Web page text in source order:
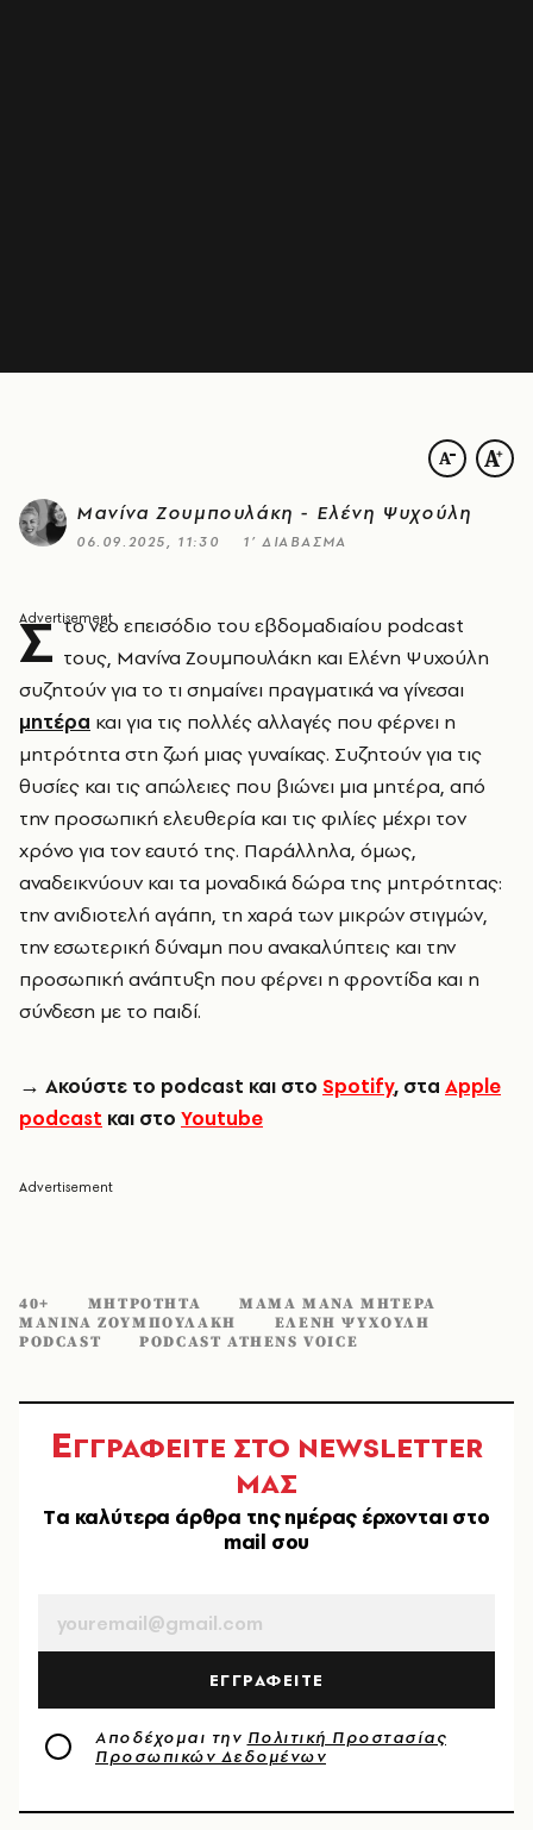
Μανίνα Ζουμπουλάκη - Ελένη Ψυχούλη
06.09.2025, 11:30 1’ ΔΙΑΒΑΣΜΑ
Σ το νέο επεισόδιο του εβδομαδιαίου podcast
τους, Μανίνα Ζουμπουλάκη και Ελένη Ψυχούλη
συζητούν για το τι σημαίνει πραγματικά να γίνεσαι
μητέρα και για τις πολλές αλλαγές που φέρνει η
μητρότητα στη ζωή μιας γυναίκας. Συζητούν για τις
θυσίες και τις απώλειες που βιώνει μια μητέρα, από
την προσωπική ελευθερία και τις φιλίες μέχρι τον
χρόνο για τον εαυτό της. Παράλληλα, όμως,
αναδεικνύουν και τα μοναδικά δώρα της μητρότητας:
την ανιδιοτελή αγάπη, τη χαρά των μικρών στιγμών,
την εσωτερική δύναμη που ανακαλύπτεις και την
προσωπική ανάπτυξη που φέρνει η φροντίδα και η
σύνδεση με το παιδί.
→ Ακούστε το podcast και στο Spotify, στα Apple
podcast και στο Youtube
40+ ΜΗΤΡΟΤΗΤΑ
ΜΑΜΑ ΜΑΝΑ ΜΗΤΕΡΑ
ΜΑΝΙΝΑ ΖΟΥΜΠΟΥΛΑΚΗ
ΕΛΕΝΗ ΨΥΧΟΥΛΗ
PODCAST
PODCAST ATHENS VOICE
ΕΓΓΡΑΦΕΙΤΕ ΣΤΟ NEWSLETTER
ΜΑΣ
Tα καλύτερα άρθρα της ημέρας έρχονται στο
mail σου
ΕΓΓΡΑΦΕΙΤΕ
Αποδέχομαι την Πολιτική Προστασίας
Προσωπικών Δεδομένων